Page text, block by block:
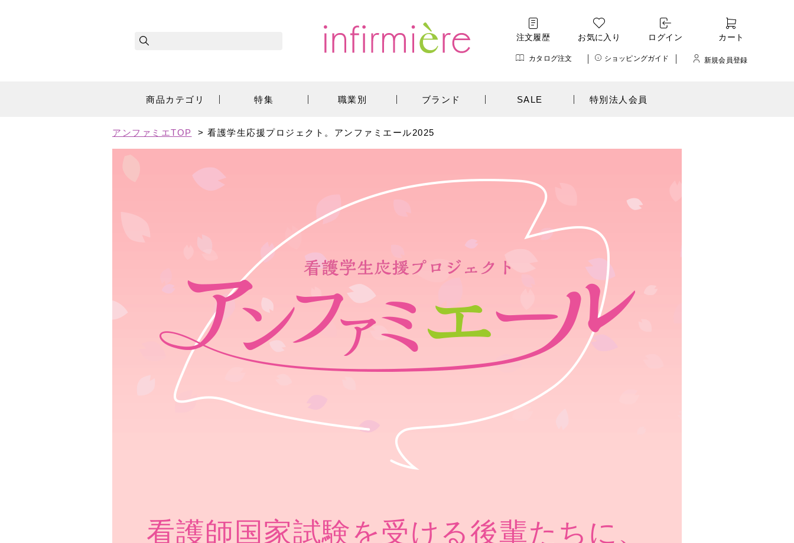
注文履歴 お気に入り ログイン カート
カタログ注文 ショッピングガイド 新規会員登録
商品カテゴリ 特集 職業別 ブランド SALE 特別法人会員
アンファミエTOP > 看護学生応援プロジェクト。アンファミエール2025
看護師国家試験を受ける後輩たちに、